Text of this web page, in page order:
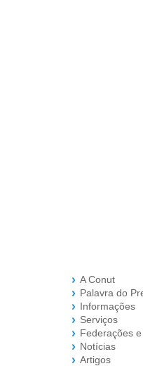
A Conut
Palavra do
Informações
Serviços
Federações
Notícias
Artigos